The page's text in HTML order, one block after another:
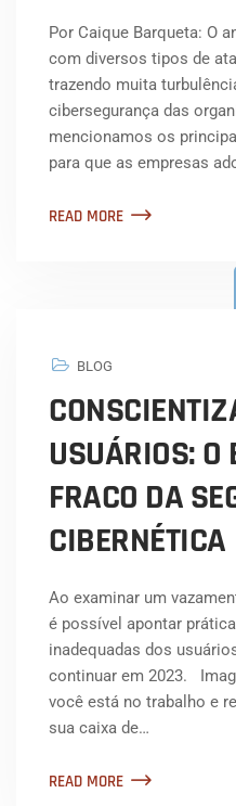
Por Caique Barqueta: O
com diversos tipos de
trazendo muita
cibersegurança das
mencionamos os
para que as empresas
READ MORE
BLOG
USUÁRIOS: O
FRACO DA
CIBERNÉTICA
Ao examinar um
é possível apontar
inadequadas dos
continuar em 2023.
você está no trabalho e
sua caixa de…
READ MORE